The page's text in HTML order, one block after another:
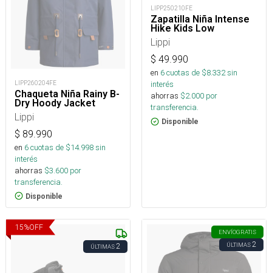
LIPP260204FE
Chaqueta Niña Rainy B-
Dry Hoody Jacket
Lippi
$ 89.990
en 6cuotas de $14.998sin
interés
ahorras $3.600 por
transferencia.
Disponible
LIPP250210FE
Zapatilla Niña Intense
Hike Kids Low
Lippi
$ 49.990
en 6cuotas de $8.332sin
interés
ahorras $2.000 por
transferencia.
Disponible
15%OFF
ÚLTIMAS2
ENVÍOGRATIS
ÚLTIMAS2